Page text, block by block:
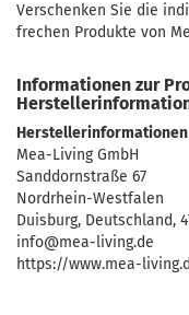
Verschenken Sie die
frechen Produkte von
Informationen zur
Herstellerinformationen
Mea-Living GmbH
Sanddornstraße 67
Nordrhein-Westfalen
Duisburg, Deutschland,
info@mea-living.de
https://www.mea-